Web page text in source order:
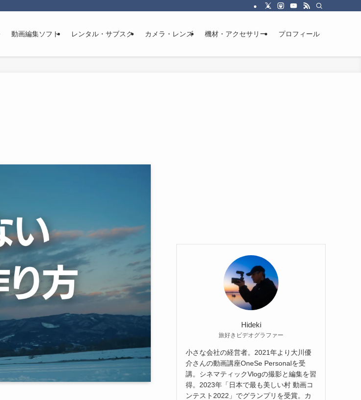
動画編集ソフト レンタル・サブスク カメラ・レンズ 機材・アクセサリー プロフィール
Hideki
旅好きビデオグラファー
小さな会社の経営者。2021年より大川優
介さんの動画講座OneSe Personalを受
講。シネマティックVlogの撮影と編集を習
得。2023年「日本で最も美しい村 動画コ
ンテスト2022」でグランプリを受賞。カ